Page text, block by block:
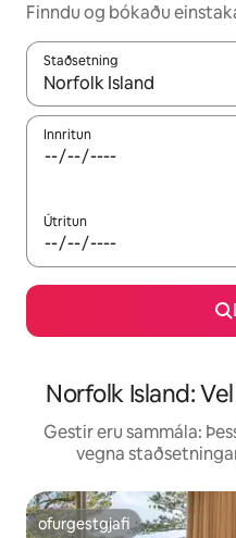
Finndu og bókaðu
Staðsetning
Þegar niðurstöður liggja
Innritun
Útritun
Norfolk Island:
Gestir eru sammála:
vegna
ofurgestgjafi
ofurgestgjafi